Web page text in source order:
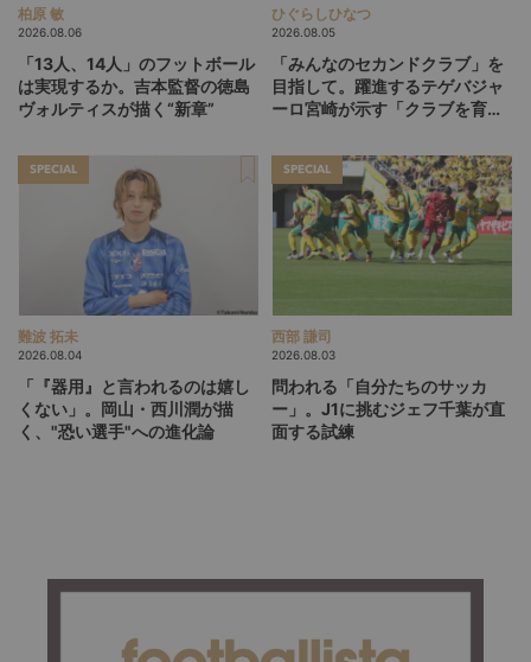
柏原 敏
2026.08.06
「13人、14人」のフットボール
は実現するか。吉本監督の徳島
ヴォルティスが描く“新章”
ひぐらしひなつ
2026.08.05
「みんなのセカンドクラブ」を
目指して。躍進するテゲバジャ
ーロ宮崎が示す「クラブを育て
SPECIAL
難波 拓未
2026.08.04
「『器用』と言われるのは嬉し
くない」。岡山・西川潤が描
く、"恐い選手"への進化論
SPECIAL
西部 謙司
2026.08.03
問われる「自分たちのサッカ
ー」。J1に挑むジェフ千葉が直
面する試練